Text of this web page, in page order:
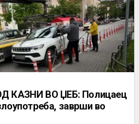
КАЗНИ ВО ЏЕБ: Полицаец
заврши во